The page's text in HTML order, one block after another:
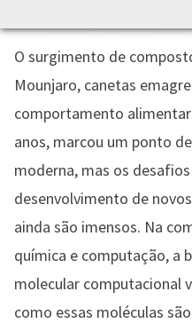
O surgimento de
Mounjaro, canetas
comportamento
anos, marcou um ponto
moderna, mas os
desenvolvimento de
ainda são imensos. Na
química e computação, a
molecular computacional
como essas moléculas